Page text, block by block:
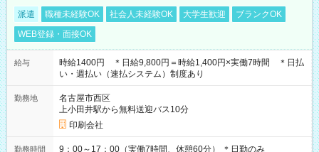
派遣 職種未経験OK 社会人未経験OK 大学生歓迎
ブランクOK
WEB登録・面接OK
給与
時給1400円 ＊日給9,800円＝時給1,400円×実働7時間 ＊日払
い・週払い（速払システム）制度あり
勤務地
名古屋市西区
上小田井駅から無料送迎バス10分
印刷会社
勤務時間 9：00～17：00（実働7時間、休憩60分） ＊日勤のみ